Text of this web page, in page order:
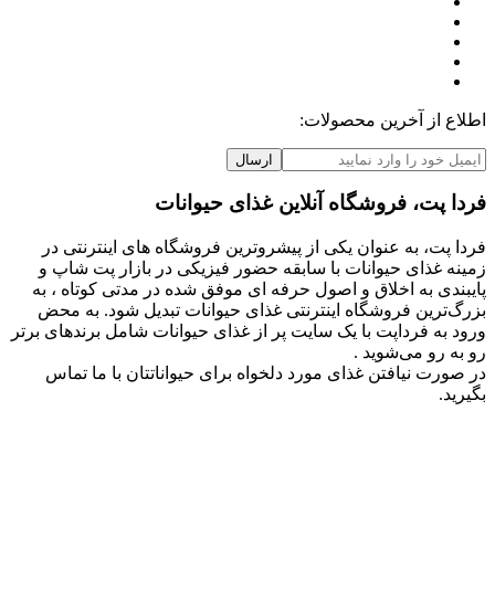
اطلاع از آخرین محصولات:
ارسال
فردا پت، فروشگاه آنلاین غذای حیوانات
فردا پت، به عنوان یکی از پیشروترین فروشگاه های اینترنتی در
زمینه غذای حیوانات با سابقه حضور فیزیکی در بازار پت شاپ و
پایبندی به اخلاق و اصول حرفه ای موفق شده در مدتی کوتاه ، به
بزرگ‌ترین فروشگاه اینترنتی غذای حیوانات تبدیل شود. به محض
ورود به فرداپت با یک سایت پر از غذای حیوانات شامل برندهای برتر
رو به رو می‌شوید .
در صورت نیافتن غذای مورد دلخواه برای حیواناتتان با ما تماس
بگیرید.